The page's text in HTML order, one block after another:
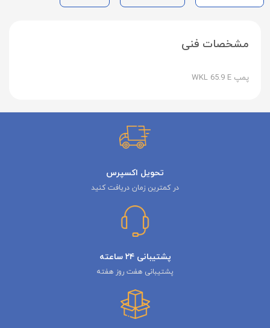
مشخصات فنی
پمپ WKL 65.9 E
تحویل اکسپرس
در کمترین زمان دریافت کنید
پشتیبانی ۲۴ ساعته
پشتیبانی هفت روز هفته